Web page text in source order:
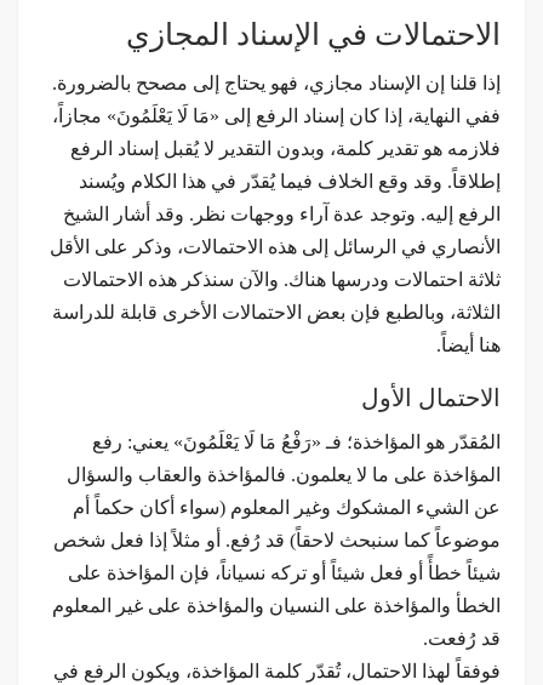
الاحتمالات في الإسناد المجازي
إذا قلنا إن الإسناد مجازي، فهو يحتاج إلى مصحح بالضرورة.
ففي النهاية، إذا كان إسناد الرفع إلى «مَا لَا يَعْلَمُونَ» مجازاً،
فلازمه هو تقدير كلمة، وبدون التقدير لا يُقبل إسناد الرفع
إطلاقاً. وقد وقع الخلاف فيما يُقدّر في هذا الكلام ويُسند
الرفع إليه. وتوجد عدة آراء ووجهات نظر. وقد أشار الشيخ
الأنصاري في الرسائل إلى هذه الاحتمالات، وذكر على الأقل
ثلاثة احتمالات ودرسها هناك. والآن سنذكر هذه الاحتمالات
الثلاثة، وبالطبع فإن بعض الاحتمالات الأخرى قابلة للدراسة
هنا أيضاً.
الاحتمال الأول
المُقدّر هو المؤاخذة؛ فـ «رَفْعُ مَا لَا يَعْلَمُونَ» يعني: رفع
المؤاخذة على ما لا يعلمون. فالمؤاخذة والعقاب والسؤال
عن الشيء المشكوك وغير المعلوم (سواء أكان حكماً أم
موضوعاً كما سنبحث لاحقاً) قد رُفع. أو مثلاً إذا فعل شخص
شيئاً خطأً أو فعل شيئاً أو تركه نسياناً، فإن المؤاخذة على
الخطأ والمؤاخذة على النسيان والمؤاخذة على غير المعلوم
قد رُفعت.
فوفقاً لهذا الاحتمال، تُقدّر كلمة المؤاخذة، ويكون الرفع في